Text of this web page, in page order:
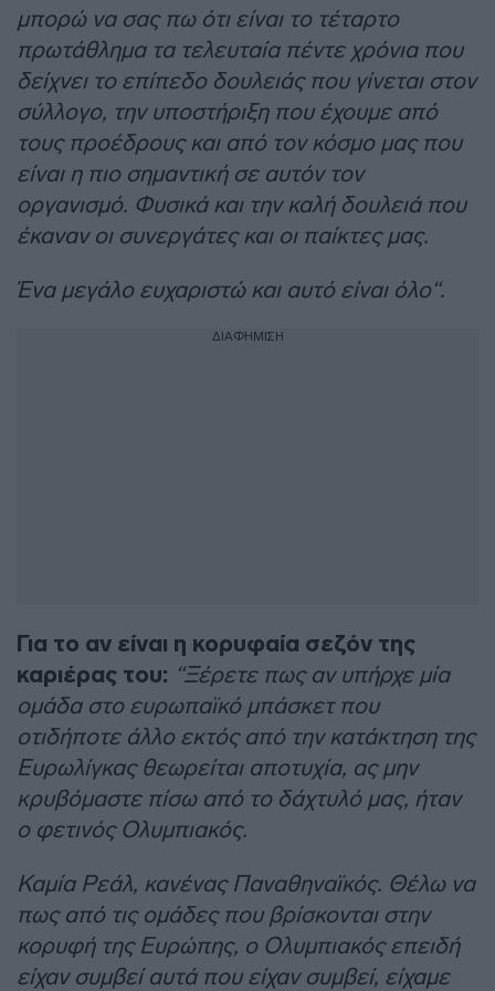
μπορώ να σας πω ότι είναι το τέταρτο
πρωτάθλημα τα τελευταία πέντε χρόνια που
δείχνει το επίπεδο δουλειάς που γίνεται στον
σύλλογο, την υποστήριξη που έχουμε από
τους προέδρους και από τον κόσμο μας που
είναι η πιο σημαντική σε αυτόν τον
οργανισμό. Φυσικά και την καλή δουλειά που
έκαναν οι συνεργάτες και οι παίκτες μας.
Ένα μεγάλο ευχαριστώ και αυτό είναι όλο“.
ΔΙΑΦΗΜΙΣΗ
Για το αν είναι η κορυφαία σεζόν της
καριέρας του: “Ξέρετε πως αν υπήρχε μία
ομάδα στο ευρωπαϊκό μπάσκετ που
οτιδήποτε άλλο εκτός από την κατάκτηση της
Ευρωλίγκας θεωρείται αποτυχία, ας μην
κρυβόμαστε πίσω από το δάχτυλό μας, ήταν
ο φετινός Ολυμπιακός.
Καμία Ρεάλ, κανένας Παναθηναϊκός. Θέλω να
πως από τις ομάδες που βρίσκονται στην
κορυφή της Ευρώπης, ο Ολυμπιακός επειδή
είχαν συμβεί αυτά που είχαν συμβεί, είχαμε